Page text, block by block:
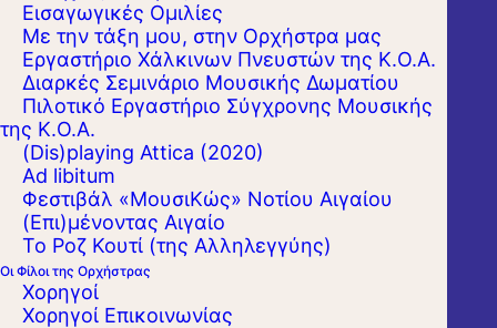
Εισαγωγικές Ομιλίες
Με την τάξη μου, στην Ορχήστρα μας
Εργαστήριo Χάλκινων Πνευστών της Κ.Ο.Α.
Διαρκές Σεμινάριο Μουσικής Δωματίου
Πιλοτικό Εργαστήριο Σύγχρονης Μουσικής
της Κ.Ο.Α.
(Dis)playing Attica (2020)
Ad libitum
Φεστιβάλ «ΜουσιΚώς» Νοτίου Αιγαίου
(Επι)μένοντας Αιγαίο
Το Ροζ Κουτί (της Αλληλεγγύης)
Οι Φίλοι της Ορχήστρας
Χορηγοί
Χορηγοί Επικοινωνίας
ΔΗΜΟΤΙΚΟ ΘΕΑΤΡΟ ΚΕΡΚΥΡΑΣ